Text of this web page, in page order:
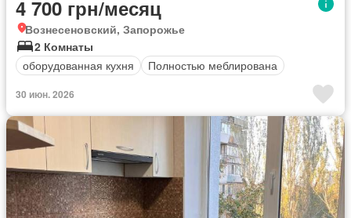
4 700 грн/месяц
Вознесеновский, Запорожье
2 Комнаты
оборудованная кухня
Полностью меблирована
30 июн. 2026